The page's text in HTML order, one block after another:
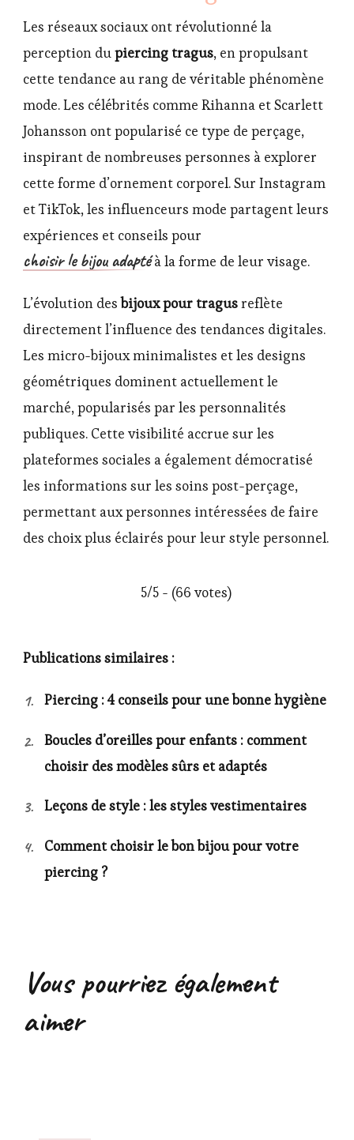
Les réseaux sociaux ont révolutionné la
perception dupiercing tragus, en propulsant
cette tendance au rang de véritable phénomène
mode. Les célébrités comme Rihanna et Scarlett
Johansson ont popularisé ce type de perçage,
inspirant de nombreuses personnes à explorer
cette forme d’ornement corporel. Sur Instagram
et TikTok, les influenceurs mode partagent leurs
expériences et conseils pour
choisir le bijou adaptéà la forme de leur visage.
L’évolution desbijoux pour tragusreflète
directement l’influence des tendances digitales.
Les micro-bijoux minimalistes et les designs
géométriques dominent actuellement le
marché, popularisés par les personnalités
publiques. Cette visibilité accrue sur les
plateformes sociales a également démocratisé
les informations sur les soins post-perçage,
permettant aux personnes intéressées de faire
des choix plus éclairés pour leur style personnel.
5/5 - (66 votes)
Publications similaires :
Piercing : 4 conseils pour une bonne hygiène
Boucles d’oreilles pour enfants : comment
choisir des modèles sûrs et adaptés
Leçons de style : les styles vestimentaires
Comment choisir le bon bijou pour votre
piercing ?
Vous pourriez également
aimer